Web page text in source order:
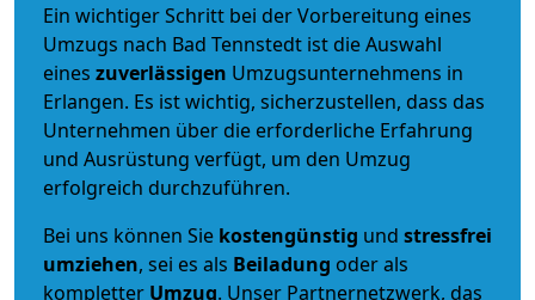
Ein wichtiger Schritt bei der Vorbereitung eines
Umzugs nach Bad Tennstedt ist die Auswahl
eines zuverlässigen Umzugsunternehmens in
Erlangen. Es ist wichtig, sicherzustellen, dass das
Unternehmen über die erforderliche Erfahrung
und Ausrüstung verfügt, um den Umzug
erfolgreich durchzuführen.
Bei uns können Sie kostengünstig und stressfrei
umziehen, sei es als Beiladung oder als
kompletter Umzug. Unser Partnernetzwerk, das